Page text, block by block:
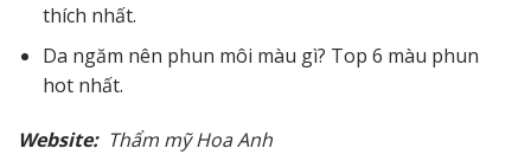
thích nhất.
Da ngăm nên phun môi màu gì? Top 6 màu phun
hot nhất.
Website: Thẩm mỹHoa Anh